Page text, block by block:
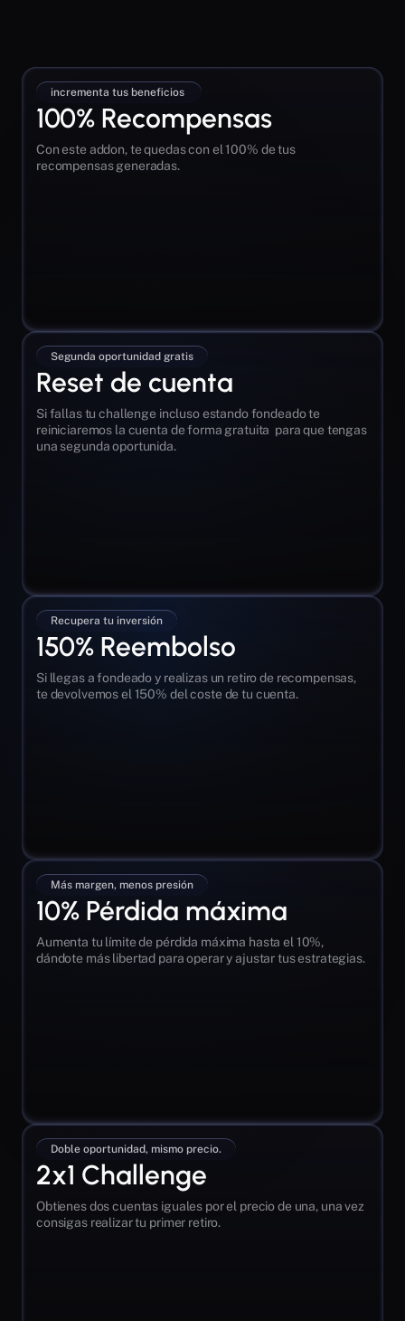
incrementa tus beneficios
100% Recompensas
Con este addon, te quedas con el 100% de tus
recompensas generadas.
Segunda oportunidad gratis
Reset de cuenta
Si fallas tu challenge incluso estando fondeado te
reiniciaremos la cuenta de forma gratuita  para que tengas
una segunda oportunida.
Recupera tu inversión
150% Reembolso
Si llegas a fondeado y realizas un retiro de recompensas,
te devolvemos el 150% del coste de tu cuenta.
Más margen, menos presión
10% Pérdida máxima
Aumenta tu límite de pérdida máxima hasta el 10%,
dándote más libertad para operar y ajustar tus estrategias.
Doble oportunidad, mismo precio.
2x1 Challenge
Obtienes dos cuentas iguales por el precio de una, una vez
consigas realizar tu primer retiro.